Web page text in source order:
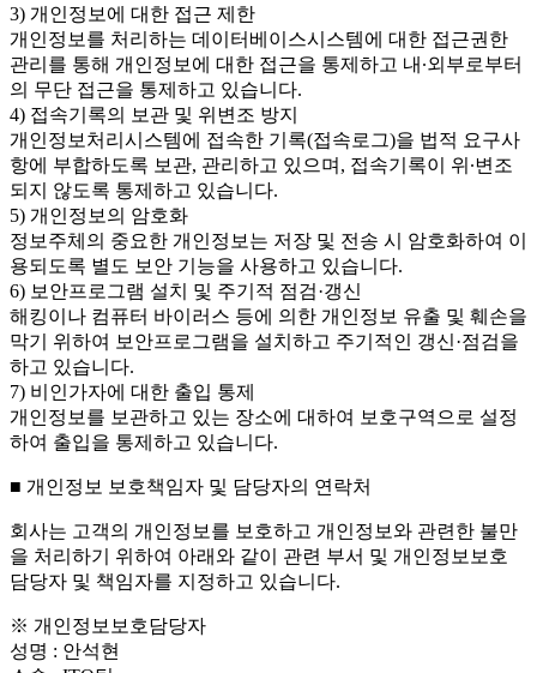
3) 개인정보에 대한 접근 제한
개인정보를 처리하는 데이터베이스시스템에 대한 접근권한
관리를 통해 개인정보에 대한 접근을 통제하고 내∙외부로부터
의 무단 접근을 통제하고 있습니다.
4) 접속기록의 보관 및 위변조 방지
개인정보처리시스템에 접속한 기록(접속로그)을 법적 요구사
항에 부합하도록 보관, 관리하고 있으며, 접속기록이 위∙변조
되지 않도록 통제하고 있습니다.
5) 개인정보의 암호화
정보주체의 중요한 개인정보는 저장 및 전송 시 암호화하여 이
용되도록 별도 보안 기능을 사용하고 있습니다.
6) 보안프로그램 설치 및 주기적 점검·갱신
해킹이나 컴퓨터 바이러스 등에 의한 개인정보 유출 및 훼손을
막기 위하여 보안프로그램을 설치하고 주기적인 갱신·점검을
하고 있습니다.
7) 비인가자에 대한 출입 통제
개인정보를 보관하고 있는 장소에 대하여 보호구역으로 설정
하여 출입을 통제하고 있습니다.
■ 개인정보 보호책임자 및 담당자의 연락처
회사는 고객의 개인정보를 보호하고 개인정보와 관련한 불만
을 처리하기 위하여 아래와 같이 관련 부서 및 개인정보보호
담당자 및 책임자를 지정하고 있습니다.
※ 개인정보보호담당자
성명 : 안석현